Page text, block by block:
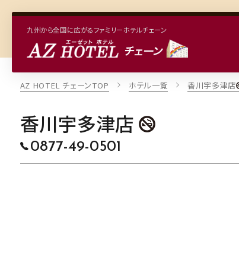
九州から全国に広がるファミリーホテルチェーン
九州から全国に広がるファミリーホテルチェーン
香川宇多津店
AZ HOTEL チェーンTOP ホテル一覧 香川宇多津店
香川宇多津店
0877-49-0501
本日から5日間の空室状況